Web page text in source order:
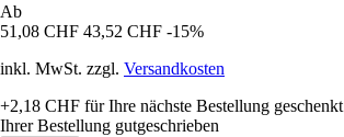
Ab
51,08 CHF 43,52 CHF -15%
inkl. MwSt. zzgl. Versandkosten
+2,18 CHF für Ihre nächste Bestellung geschenkt
Ihrer Bestellung gutgeschrieben